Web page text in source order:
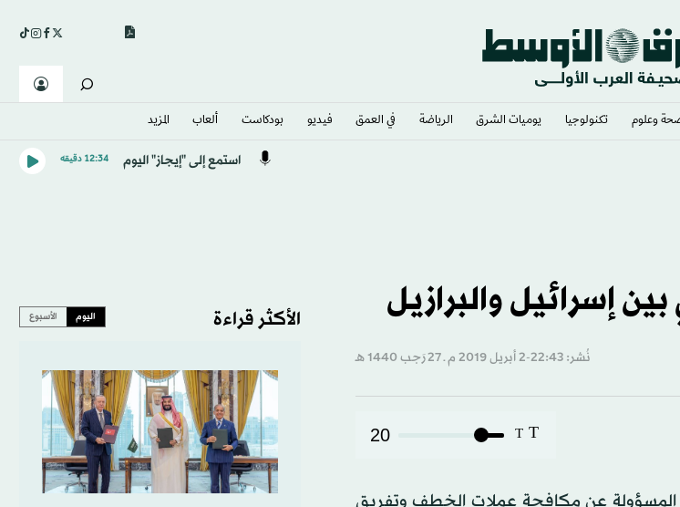
وعلوم تكنولوجيا يوميات الشرق​ الرياضة في العمق فيديو بودكاست ألعاب المزيد
استمع إلى "إيجاز" اليوم 12:34 دقيقه
إسرائيل والبرازيل
نُشر: 22:43-2 أبريل 2019 م ـ 27 رَجب 1440 هـ
T
T
20
المسؤولة عن مكافحة عملات الخطف وتفريق
الأكثر قراءة اليوم الأسبوع